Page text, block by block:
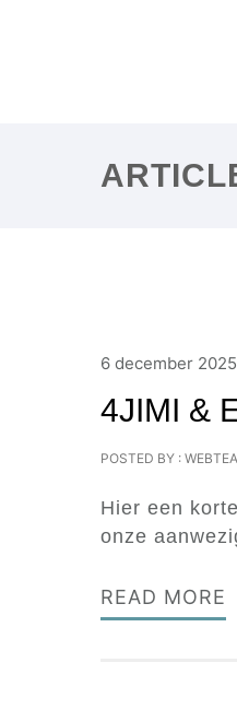
6 december 2025
4JIMI &
POSTED BY :
Hier een
onze
READ MORE